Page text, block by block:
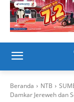
Beranda NTB
Damkar Jereweh dan